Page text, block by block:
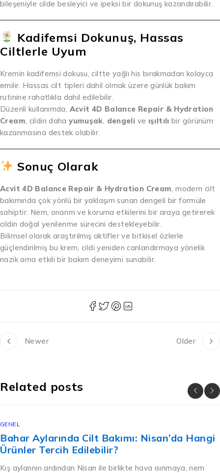
bileşeniyle cilde besleyici ve ipeksi bir dokunuş kazandırabilir.
Kadifemsi Dokunuş, Hassas
Ciltlerle Uyum
Kremin kadifemsi dokusu, ciltte yağlı his bırakmadan kolayca
emilir. Hassas cilt tipleri dahil olmak üzere günlük bakım
rutinine rahatlıkla dahil edilebilir.
Düzenli kullanımda, Acvit 4D Balance Repair & Hydration
Cream, cildin dahayumuşak, dengeli ve ışıltılı bir görünüm
kazanmasına destek olabilir.
Sonuç Olarak
Acvit 4D Balance Repair & Hydration Cream, modern cilt
bakımında çok yönlü bir yaklaşım sunan dengeli bir formüle
sahiptir. Nem, onarım ve koruma etkilerini bir araya getirerek
cildin doğal yenilenme sürecini destekleyebilir.
Bilimsel olarak araştırılmış aktifler ve bitkisel özlerle
güçlendirilmiş bu krem, cildi yeniden canlandırmaya yönelik
nazik ama etkili bir bakım deneyimi sunabilir.
Newer Older
Related posts
GENEL
Bahar Aylarında Cilt Bakımı: Nisan’da Hangi
Ürünler Tercih Edilebilir?
Kış aylarının ardından Nisan ile birlikte hava ısınmaya, nem